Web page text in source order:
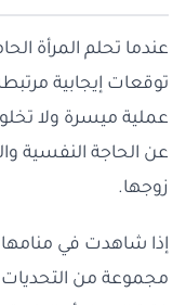
عندما تحلم المرأة
توقعات إيجابية
عملية ميسرة ولا تخلو
عن الحاجة النفسية
زوجها.
إذا شاهدت في
مجموعة من التحديات